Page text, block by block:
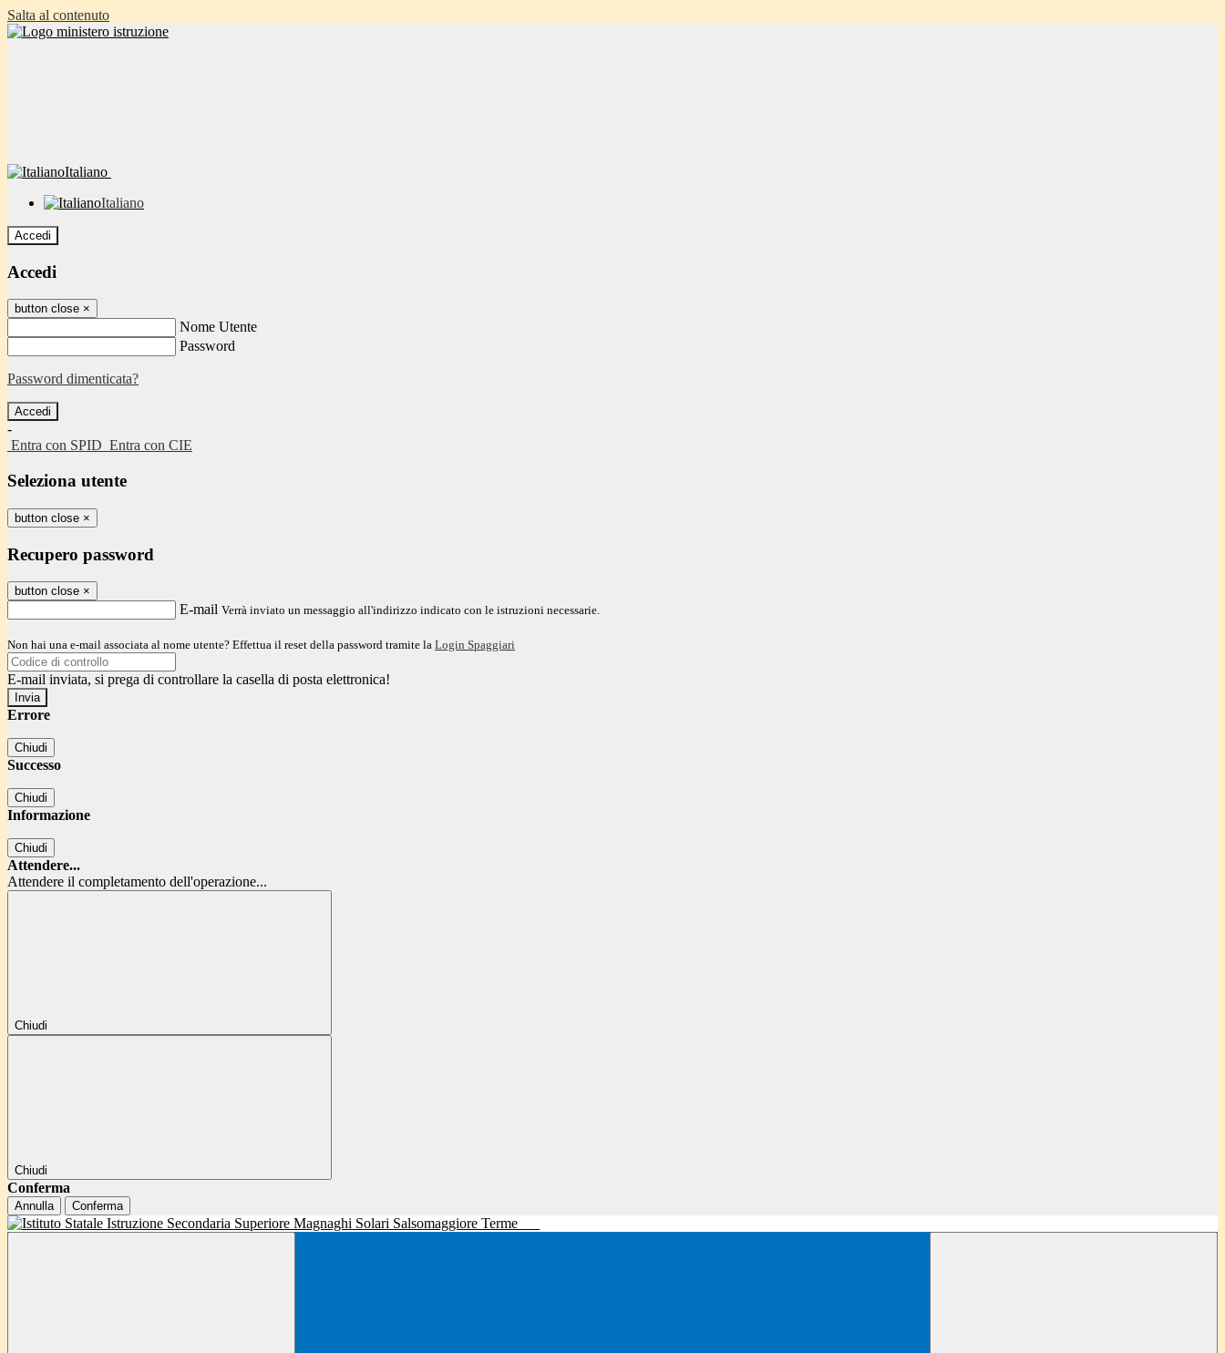
Salta al contenuto
Italiano
Italiano
Accedi
Accedi
button close ×
Nome Utente
Password
Password dimenticata?
-
Entra con SPID Entra con CIE
Seleziona utente
button close ×
Recupero password
button close ×
E-mail Verrà inviato un messaggio all'indirizzo indicato con le istruzioni necessarie.
Non hai una e-mail associata al nome utente? Effettua il reset della password tramite la Login Spaggiari
E-mail inviata, si prega di controllare la casella di posta elettronica!
Errore
Chiudi
Successo
Chiudi
Informazione
Chiudi
Attendere...
Attendere il completamento dell'operazione...
Chiudi
Chiudi
Conferma
Annulla Conferma